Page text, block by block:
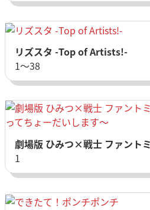
リズスタ -Top of Artists!-
1〜38
1